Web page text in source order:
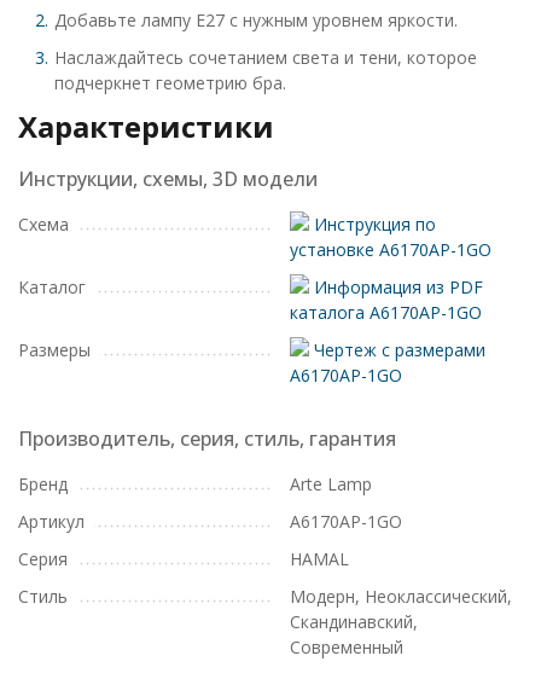
Добавьте лампу E27 с нужным уровнем яркости.
Наслаждайтесь сочетанием света и тени, которое
подчеркнет геометрию бра.
Характеристики
Инструкции, схемы, 3D модели
Схема
Инструкция по
установке A6170AP-1GO
Каталог
Информация из PDF
каталога A6170AP-1GO
Размеры
Чертеж с размерами
A6170AP-1GO
Производитель, серия, стиль, гарантия
Бренд
Arte Lamp
Артикул
A6170AP-1GO
Серия
HAMAL
Стиль
Модерн, Неоклассический,
Скандинавский,
Современный